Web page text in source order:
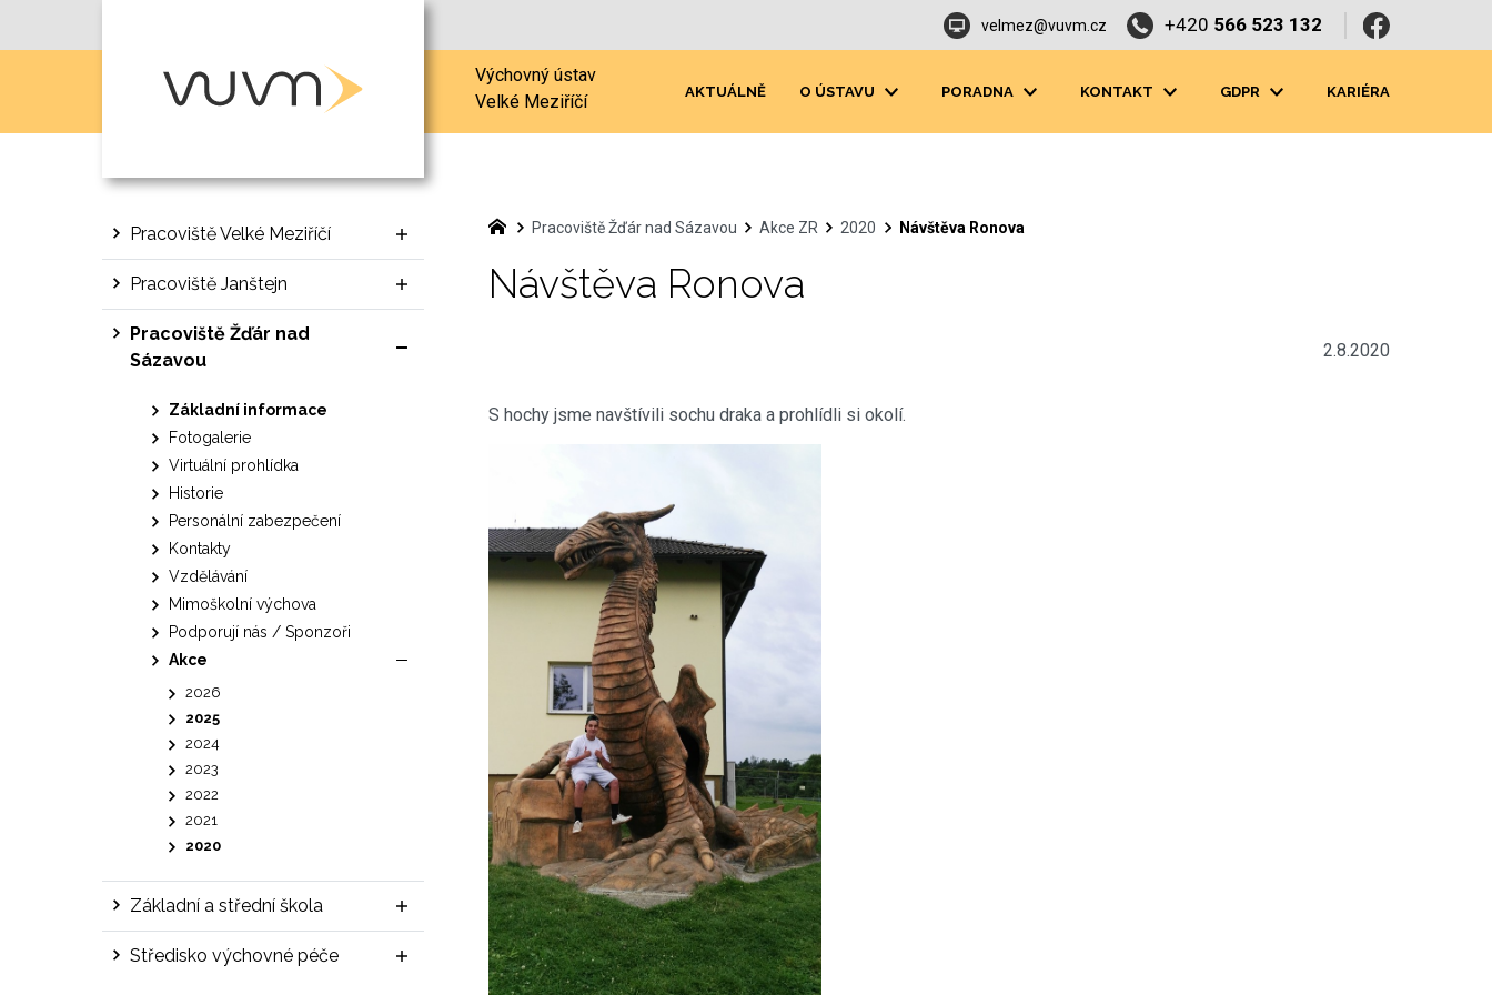
Výchovný ústav
Velké Meziříčí
velmez@vuvm.cz +420 566 523 132
AKTUÁLNĚ O ÚSTAVU PORADNA KONTAKT GDPR KARIÉRA
Pracoviště Velké Meziříčí
Pracoviště Janštejn
Pracoviště Žďár nad
Sázavou
Základní informace
Fotogalerie
Virtuální prohlídka
Historie
Personální zabezpečení
Kontakty
Vzdělávání
Mimoškolní výchova
Podporují nás / Sponzoři
Akce
2026
2025
2024
2023
2022
2021
2020
Základní a střední škola
Středisko výchovné péče
Pracoviště Žďár nad Sázavou Akce ZR 2020 Návštěva Ronova
Návštěva Ronova
2.8.2020
S hochy jsme navštívili sochu draka a prohlídli si okolí.